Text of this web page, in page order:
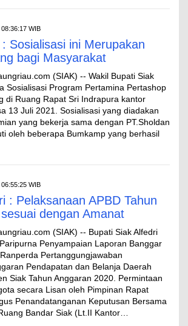
WIB
Sosialisasi ini Merupakan
bagi Masyarakat
(SIAK) -- Wakil Bupati Siak
Sosialisasi Program Pertamina Pertashop
di Ruang Rapat Sri Indrapura kantor
13 Juli 2021. Sosialisasi yang diadakan
yang bekerja sama dengan PT.Sholdan
oleh beberapa Bumkamp yang berhasil
WIB
: Pelaksanaan APBD Tahun
dengan Amanat
(SIAK) -- Bupati Siak Alfedri
Penyampaian Laporan Banggar
Pertanggungjawaban
Pendapatan dan Belanja Daerah
Siak Tahun Anggaran 2020. Permintaan
secara Lisan oleh Pimpinan Rapat
Penandatanganan Keputusan Bersama
Bandar Siak (Lt.II Kantor…